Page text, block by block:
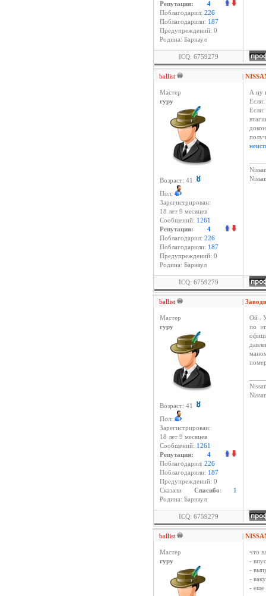
Репутация: 4
Поблагодарил: 226
Поблагодарили: 187
Предупреждений: 0
Родина: Барнаул
ICQ: 6759279
ballist |
Мастер
гуру
Возраст: 41
Пол:
Зарегистрирован:
18 лет 9 месяцев
Сообщений: 1261
Репутация: 4
Поблагодарил: 226
Поблагодарили: 187
Предупреждений: 0
Родина: Барнаул
А ну
Если:
ICQ: 6759279
ballist |
Мастер
гуру
Возраст: 41
Пол:
Зарегистрирован:
18 лет 9 месяцев
Сообщений: 1261
Репутация: 4
Поблагодарил: 226
Поблагодарили: 187
Предупреждений: 0
Cказали Спасибо: 1
Родина: Барнаул
Ой . У
по
ICQ: 6759279
ballist |
Мастер
гуру
что
-
-
-
- еще